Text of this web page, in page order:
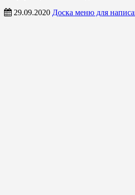
29.09.2020 Доска меню для